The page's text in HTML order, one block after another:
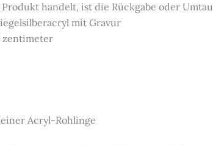
handelt, ist die Rückgabe oder
mit Gravur
zentimeter
Acryl-Rohlinge